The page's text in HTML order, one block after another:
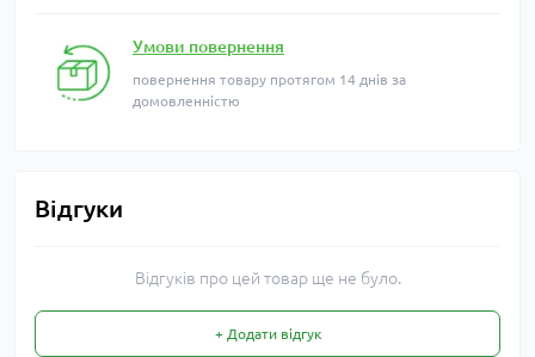
Умови повернення
повернення товару протягом 14 днів за
домовленністю
Відгуки
Відгуків про цей товар ще не було.
+ Додати відгук